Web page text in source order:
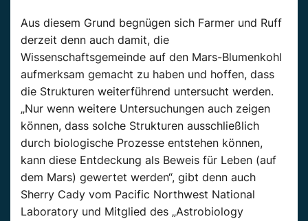
Aus diesem Grund begnügen sich Farmer und Ruff
derzeit denn auch damit, die
Wissenschaftsgemeinde auf den Mars-Blumenkohl
aufmerksam gemacht zu haben und hoffen, dass
die Strukturen weiterführend untersucht werden.
„Nur wenn weitere Untersuchungen auch zeigen
können, dass solche Strukturen ausschließlich
durch biologische Prozesse entstehen können,
kann diese Entdeckung als Beweis für Leben (auf
dem Mars) gewertet werden“, gibt denn auch
Sherry Cady vom Pacific Northwest National
Laboratory und Mitglied des „Astrobiology